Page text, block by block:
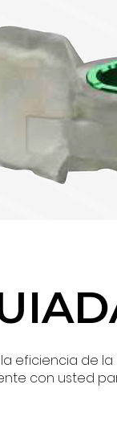
eficiencia de
con usted